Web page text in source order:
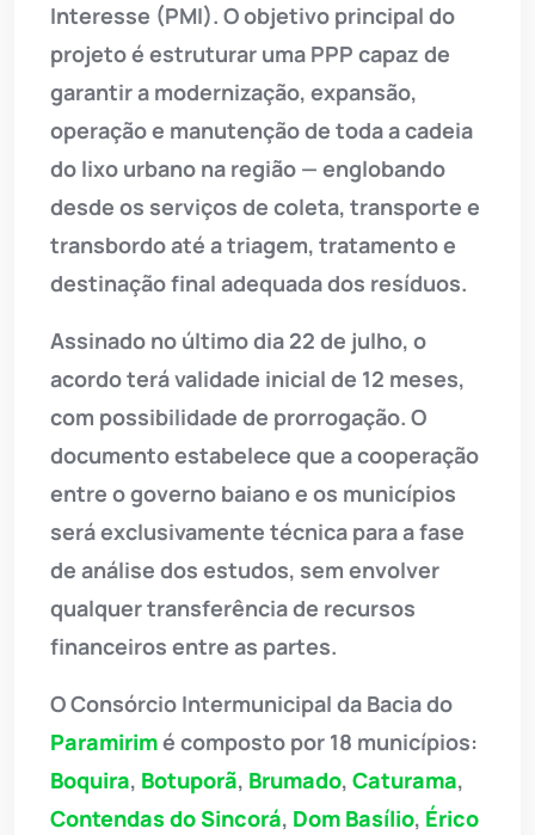
Interesse (PMI). O objetivo principal do
projeto é estruturar uma PPP capaz de
garantir a modernização, expansão,
operação e manutenção de toda a cadeia
do lixo urbano na região — englobando
desde os serviços de coleta, transporte e
transbordo até a triagem, tratamento e
destinação final adequada dos resíduos.
Assinado no último dia 22 de julho, o
acordo terá validade inicial de 12 meses,
com possibilidade de prorrogação. O
documento estabelece que a cooperação
entre o governo baiano e os municípios
será exclusivamente técnica para a fase
de análise dos estudos, sem envolver
qualquer transferência de recursos
financeiros entre as partes.
O Consórcio Intermunicipal da Bacia do
Paramirimé composto por 18 municípios:
Boquira, Botuporã, Brumado, Caturama,
Contendas do Sincorá, Dom Basílio, Érico